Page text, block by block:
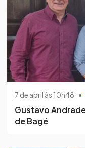
7 de abril às 10h48 •
Gustavo
de Bagé